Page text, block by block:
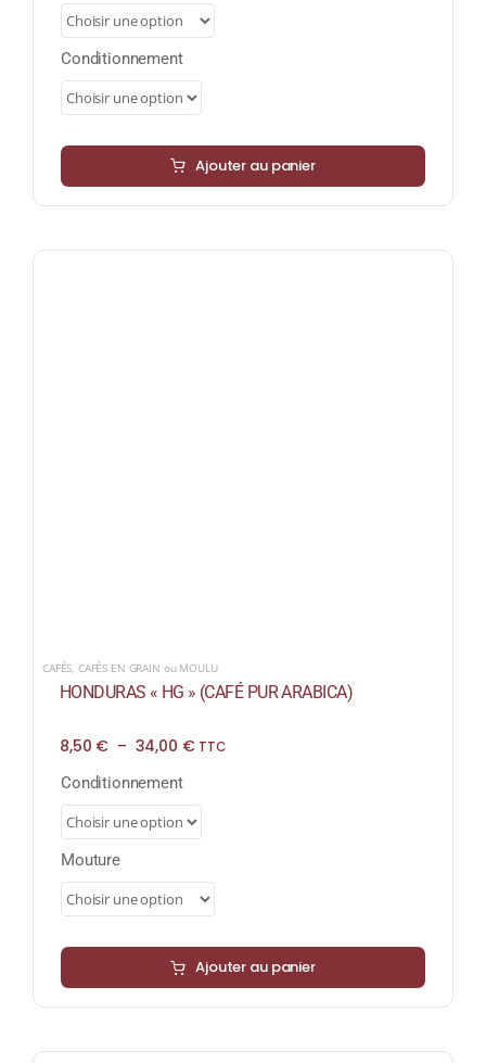
à
39,80 €
Conditionnement
Ajouter au panier
CAFÉS, CAFÉS EN GRAIN ou MOULU
HONDURAS « HG » (CAFÉ PUR ARABICA)
8,50 € – 34,00 €Plage
à
TTC
Conditionnement
Mouture
Ajouter au panier